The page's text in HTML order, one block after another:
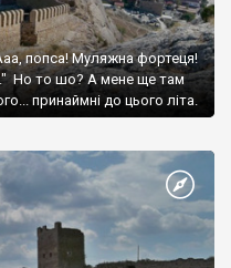
попса! Муляжна фортеця!
Но то шо? А мене ще там
принаймні до цього літа.